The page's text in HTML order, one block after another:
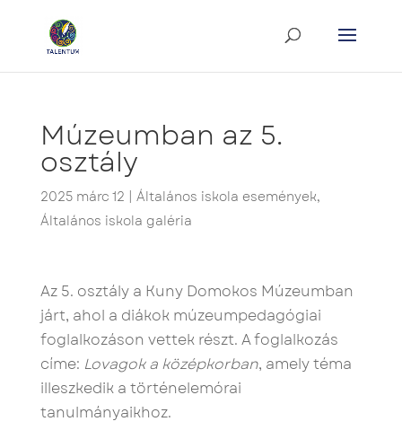
Múzeumban az 5.
osztály
2025 márc 12 Általános iskola események,
Általános iskola galéria
Az 5. osztály a Kuny Domokos Múzeumban
járt, ahol a diákok múzeumpedagógiai
foglalkozáson vettek részt. A foglalkozás
címe: Lovagok a középkorban, amely téma
illeszkedik a történelemórai
tanulmányaikhoz.